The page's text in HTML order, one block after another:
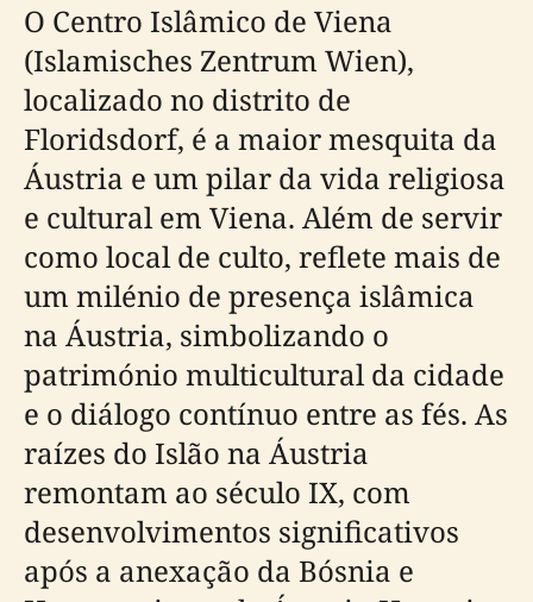
O Centro Islâmico de Viena
(Islamisches Zentrum Wien),
localizado no distrito de
Floridsdorf, é a maior mesquita da
Áustria e um pilar da vida religiosa
e cultural em Viena. Além de servir
como local de culto, reflete mais de
um milénio de presença islâmica
na Áustria, simbolizando o
património multicultural da cidade
e o diálogo contínuo entre as fés. As
raízes do Islão na Áustria
remontam ao século IX, com
desenvolvimentos significativos
após a anexação da Bósnia e